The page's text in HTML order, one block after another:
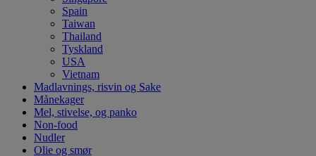
Spain
Taiwan
Thailand
Tyskland
USA
Vietnam
Madlavnings, risvin og Sake
Månekager
Mel, stivelse, og panko
Non-food
Nudler
Olie og smør